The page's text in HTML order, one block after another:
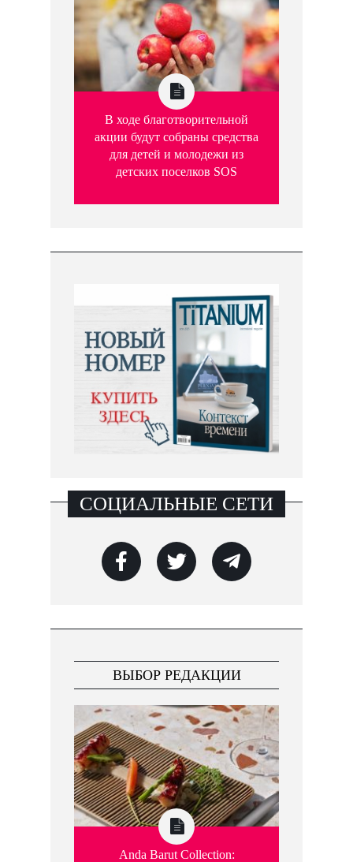
В ходе благотворительной
акции будут собраны средства
для детей и молодежи из
детских поселков SOS
СОЦИАЛЬНЫЕ СЕТИ
ВЫБОР РЕДАКЦИИ
Anda Barut Collection: